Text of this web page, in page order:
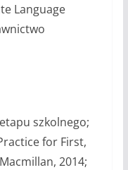
Language
szkolnego;
for First,
2014;